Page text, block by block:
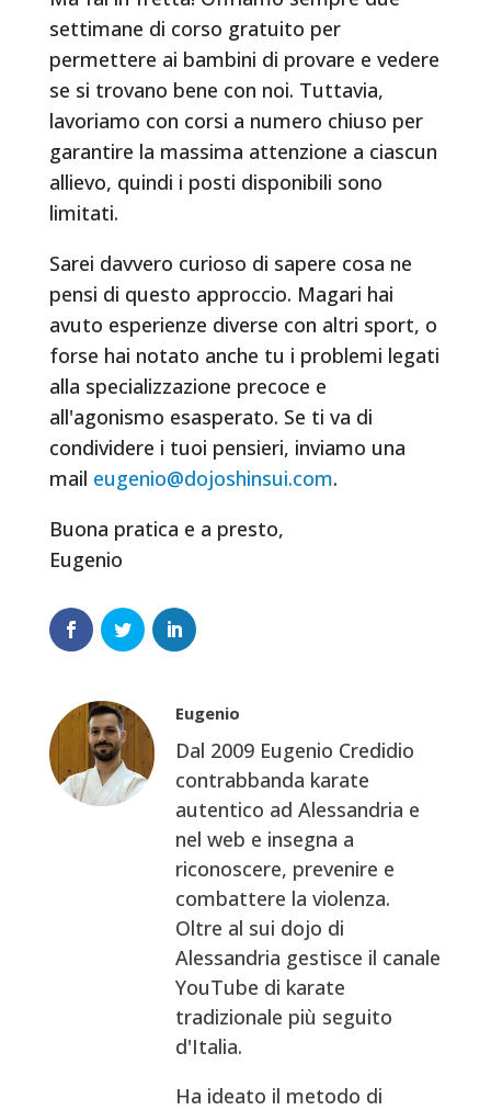
settimane di corso gratuito per
permettere ai bambini di provare e vedere
se si trovano bene con noi. Tuttavia,
lavoriamo con corsi a numero chiuso per
garantire la massima attenzione a ciascun
allievo, quindi i posti disponibili sono
limitati.
Sarei davvero curioso di sapere cosa ne
pensi di questo approccio. Magari hai
avuto esperienze diverse con altri sport, o
forse hai notato anche tu i problemi legati
alla specializzazione precoce e
all'agonismo esasperato. Se ti va di
condividere i tuoi pensieri, inviamo una
mail eugenio@dojoshinsui.com.
Buona pratica e a presto,
Eugenio
Eugenio
Dal 2009 Eugenio Credidio
contrabbanda karate
autentico ad Alessandria e
nel web e insegna a
riconoscere, prevenire e
combattere la violenza.
Oltre al sui dojo di
Alessandria gestisce il canale
YouTube di karate
tradizionale più seguito
d'Italia.
Ha ideato il metodo di